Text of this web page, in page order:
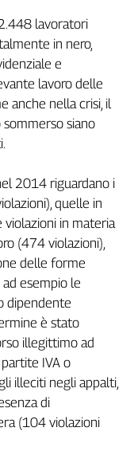
lavoratori
in nero,
e
lavoro delle
anche nella crisi, il
siano
2014 riguardano i
quelle in
violazioni in materia
(474 violazioni),
delle forme
esempio le
dipendente
è stato
illegittimo ad
IVA o
illeciti negli appalti,
di
(104 violazioni